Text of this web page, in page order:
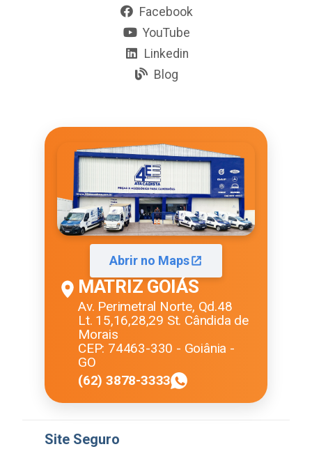
Facebook
YouTube
Linkedin
Blog
Abrir no Maps
MATRIZ GOIÁS
Av. Perimetral Norte, Qd.48
Lt. 15,16,28,29 St. Cândida de
Morais
CEP: 74463-330 - Goiânia -
GO
(62) 3878-3333
Site Seguro